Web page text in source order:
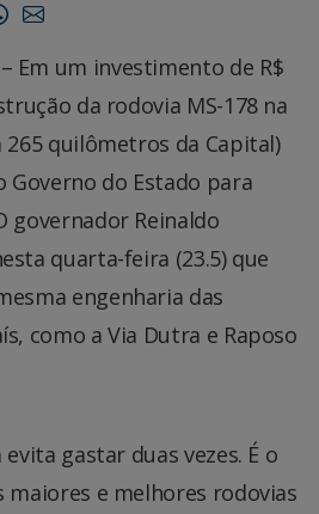
Em um investimento de R$
da rodovia MS-178 na
quilômetros da Capital)
Governo do Estado para
governador Reinaldo
quarta-feira (23.5) que
engenharia das
como a Via Dutra e Raposo
gastar duas vezes. É o
maiores e melhores rodovias